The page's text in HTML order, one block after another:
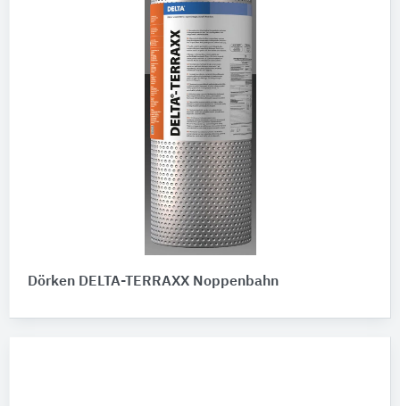
Dörken DELTA-TERRAXX Noppenbahn